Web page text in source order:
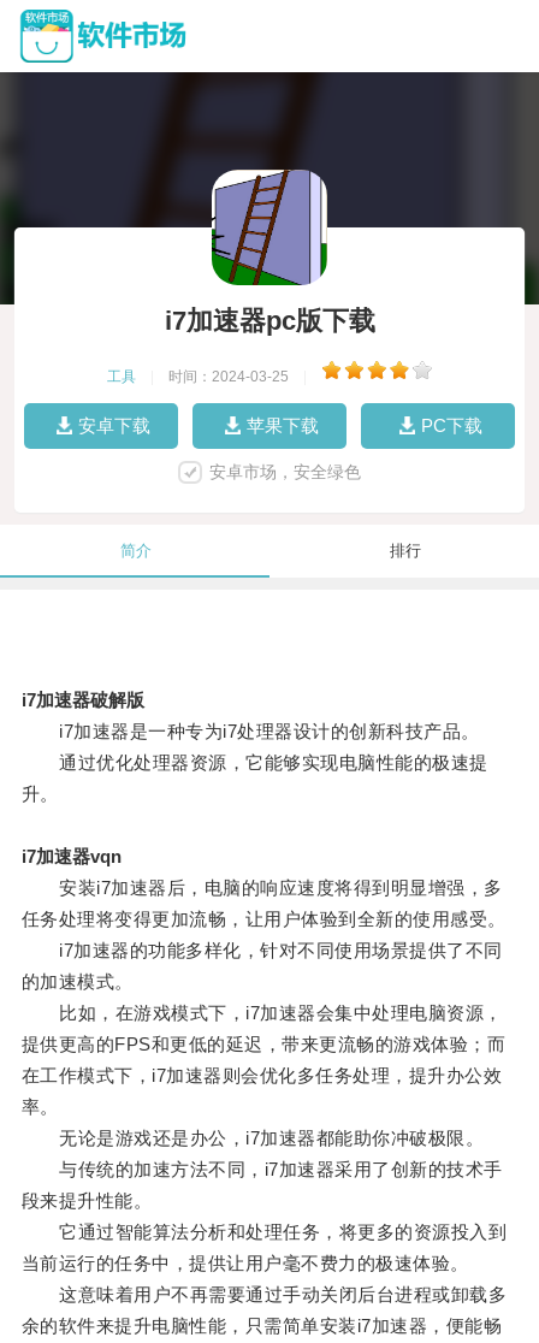
i7加速器pc版下载
工具 时间：2024-03-25
安卓下载 苹果下载 PC下载
安卓市场，安全绿色
简介 排行
i7加速器破解版
i7加速器是一种专为i7处理器设计的创新科技产品。
通过优化处理器资源，它能够实现电脑性能的极速提
升。
i7加速器vqn
安装i7加速器后，电脑的响应速度将得到明显增强，多
任务处理将变得更加流畅，让用户体验到全新的使用感受。
i7加速器的功能多样化，针对不同使用场景提供了不同
的加速模式。
比如，在游戏模式下，i7加速器会集中处理电脑资源，
提供更高的FPS和更低的延迟，带来更流畅的游戏体验；而
在工作模式下，i7加速器则会优化多任务处理，提升办公效
率。
无论是游戏还是办公，i7加速器都能助你冲破极限。
与传统的加速方法不同，i7加速器采用了创新的技术手
段来提升性能。
它通过智能算法分析和处理任务，将更多的资源投入到
当前运行的任务中，提供让用户毫不费力的极速体验。
这意味着用户不再需要通过手动关闭后台进程或卸载多
余的软件来提升电脑性能，只需简单安装i7加速器，便能畅